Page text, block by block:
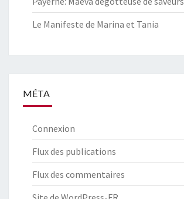
Le Manifeste de Marina et Tania
MÉTA
Connexion
Flux des publications
Flux des commentaires